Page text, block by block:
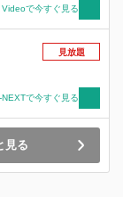
ない最愛の人を
謀略の世界に身
Videoで今すぐ見る
見放題
NEXTで今すぐ見る
見る